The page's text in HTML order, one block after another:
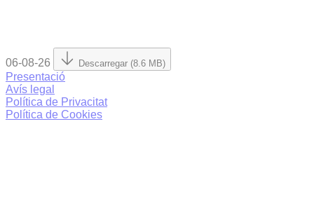
06-08-26 Descarregar (8.6 MB)
Presentació
Avís legal
Política de Privacitat
Política de Cookies